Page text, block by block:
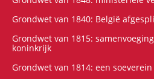
Grondwet van 1840: België
Grondwet van 1815:
koninkrijk
Grondwet van 1814: een